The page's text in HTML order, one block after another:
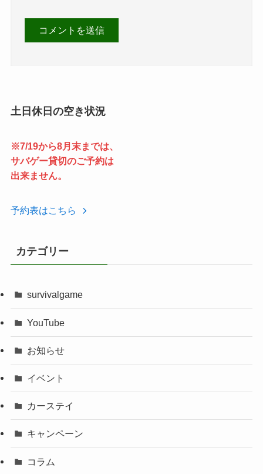
土日休日の空き状況
※7/19から8月末までは、
サバゲー貸切のご予約は
出来ません。
予約表はこちら
カテゴリー
survivalgame
YouTube
お知らせ
イベント
カーステイ
キャンペーン
コラム